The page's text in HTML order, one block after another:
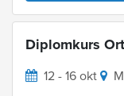
Diplomkurs
12 - 16 okt